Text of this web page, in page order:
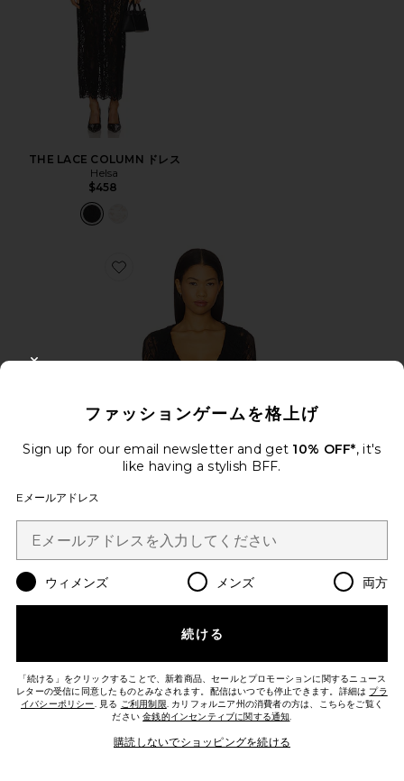
THE LACE COLUMN ドレス
Helsa
$458
Favorite ALISIA トップ
ベストセラー
ALISIA トップ
$68
Favorite SHARNI ホルタートップ
ファッションゲームを格上げ
Sign up for our email newsletter and get 10% OFF*, it's
like having a stylish BFF.
Eメールアドレス
ウィメンズ メンズ 両方
続ける
「続ける」をクリックすることで、新着商品、セールとプロモーションに関するニュース
レターの受信に同意したものとみなされます。配信はいつでも停止できます。詳細は プラ
イバシーポリシー. 見る ご利用制限. カリフォルニア州の消費者の方は、こちらをご覧く
ださい金銭的インセンティブに関する通知.
購読しないでショッピングを続ける